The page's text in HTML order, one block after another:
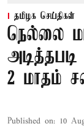
தமிழக செய்திகள்
நெல்லை
2 மாதம்
Published on: 10